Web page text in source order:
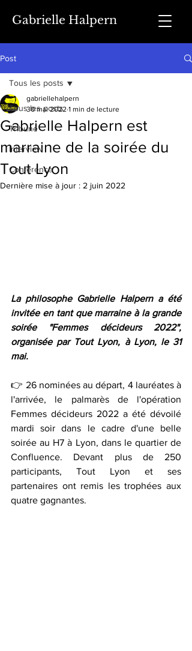
Gabrielle Halpern
Post
Tous les posts
Tribune
Interview
Conférence
Tous les posts
Gabrielle Halpern est
marraine de la soirée du
Tout Lyon
gabriellehalpern
30 mai 2022 1 min de lecture
Dernière mise à jour : 2 juin 2022
La philosophe Gabrielle Halpern a été
invitée en tant que marraine à la grande
soirée "Femmes décideurs 2022",
organisée par Tout Lyon, à Lyon, le 31
mai.
👉 26 nominées au départ, 4 lauréates à
l'arrivée, le palmarès de l'opération
Femmes décideurs 2022 a été dévoilé
mardi soir dans le cadre d'une belle
soirée au H7 à Lyon, dans le quartier de
Confluence. Devant plus de 250
participants, Tout Lyon et ses
partenaires ont remis les trophées aux
quatre gagnantes.